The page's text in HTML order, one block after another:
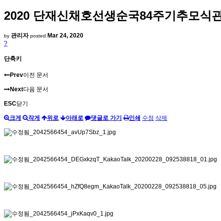
2020 단재신채호선생순국84주기추모식
by 관리자 posted Mar 24, 2020
?
단축키
Prev이전 문서
Next다음 문서
ESC닫기
크게 작게 위로 아래로 댓글로 가기 인쇄 수정 삭제